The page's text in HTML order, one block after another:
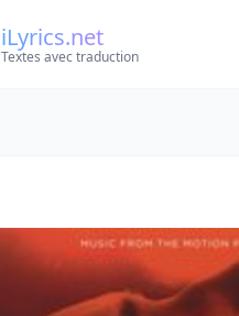
iLyrics.net
Textes avec traduction